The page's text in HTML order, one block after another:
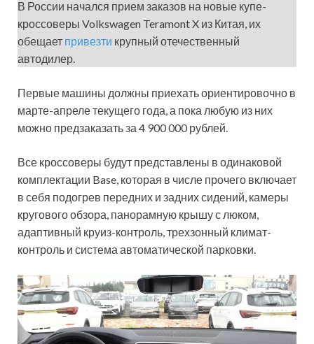
В России начался прием заказов на новые купе-
кроссоверы Volkswagen Teramont X из Китая, их
обещает привезти крупный отечественный
автодилер.
Первые машины должны приехать ориентировочно в
марте-апреле текущего года, а пока любую из них
можно предзаказать за 4 900 000 рублей.
Все кроссоверы будут представлены в одинаковой
комплектации Base, которая в числе прочего включает
в себя подогрев передних и задних сидений, камеры
кругового обзора, панорамную крышу с люком,
адаптивный круиз-контроль, трехзонный климат-
контроль и система автоматической парковки.